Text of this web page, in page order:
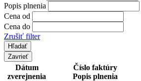
Popis plnenia
Cena od
Cena do
Zrušiť filter
Zavrieť
Dátum
zverejnenia
Číslo faktúry
Popis plnenia